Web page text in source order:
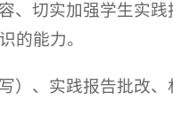
、切实加强学生实
的能力。
）、实践报告批改、